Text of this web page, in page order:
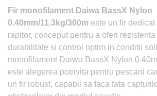
Fir monofilament Daiwa BassX Nylon
0.40mm/11.3kg/300m este un fir
rapitor, conceput pentru a oferi
durabilitate si control optim in conditii
monofilament Daiwa BassX Nylon
este alegerea potrivita pentru pescarii
un fir robust, capabil sa faca fata